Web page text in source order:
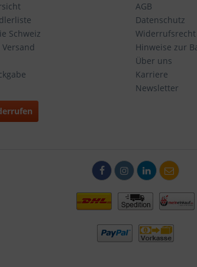
Schweiz
AGB
Datenschutz
Widerrufsrecht
Hinweise zur
Über uns
Karriere
Newsletter